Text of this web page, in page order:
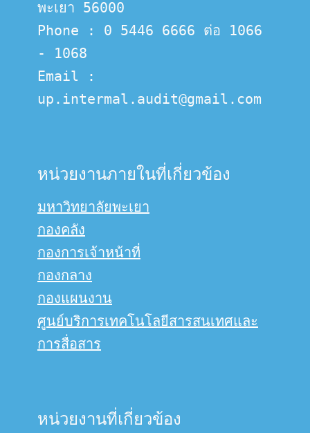
พะเยา 56000
Phone : 0 5446 6666 ต่อ 1066
- 1068
Email :
up.intermal.audit@gmail.com
หน่วยงานภายในที่เกี่ยวข้อง
มหาวิทยาลัยพะเยา
กองคลัง
กองการเจ้าหน้าที่
กองกลาง
กองแผนงาน
ศูนย์บริการเทคโนโลยีสารสนเทศและ
การสื่อสาร
หน่วยงานที่เกี่ยวข้อง